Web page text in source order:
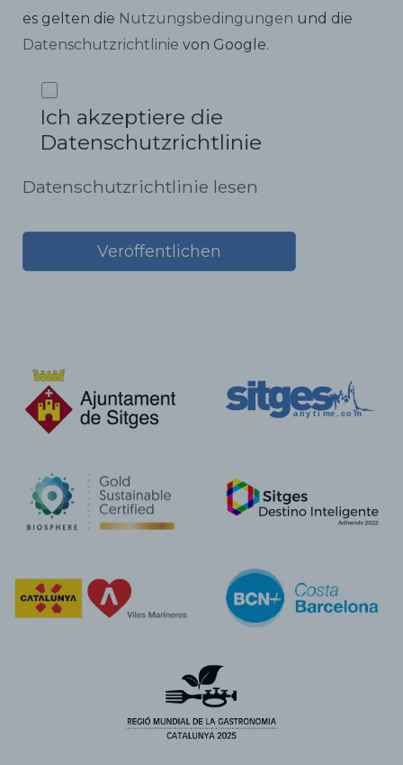
es gelten die Nutzungsbedingungen und die
Datenschutzrichtlinie von Google.
Ich akzeptiere die
Datenschutzrichtlinie
Datenschutzrichtlinie lesen